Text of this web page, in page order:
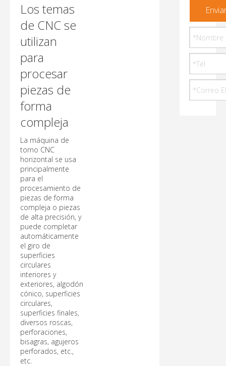
Los temas
de CNC se
utilizan
para
procesar
piezas de
forma
compleja
La máquina de
torno CNC
horizontal se usa
principalmente
para el
procesamiento de
piezas de forma
compleja o piezas
de alta precisión, y
puede completar
automáticamente
el giro de
superficies
circulares
interiores y
exteriores, algodón
cónico, superficies
circulares,
superficies finales,
diversos roscas,
perforaciones,
bisagras, agujeros
perforados, etc.,
etc.